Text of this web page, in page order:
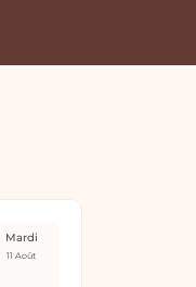
Mardi
11 Août